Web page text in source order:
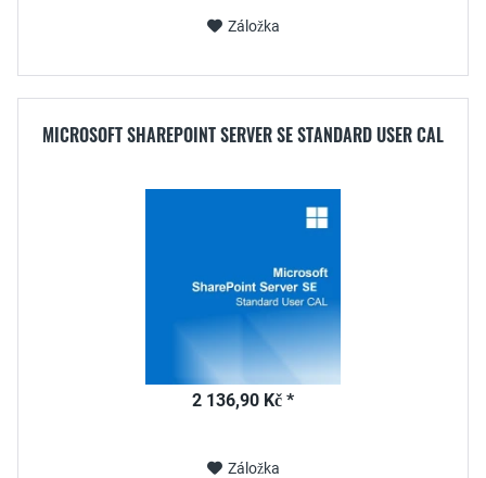
Záložka
MICROSOFT SHAREPOINT SERVER SE STANDARD USER CAL
2 136,90 Kč *
Záložka